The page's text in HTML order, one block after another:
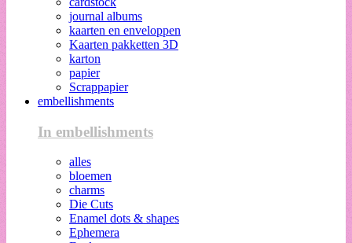
journal albums
kaarten en enveloppen
Kaarten pakketten 3D
karton
papier
Scrappapier
embellishments
In embellishments
alles
bloemen
charms
Die Cuts
Enamel dots & shapes
Ephemera